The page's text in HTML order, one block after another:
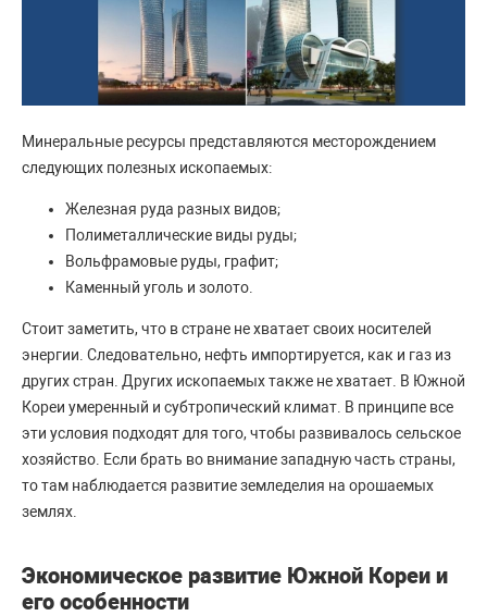
Минеральные ресурсы представляются месторождением
следующих полезных ископаемых:
Железная руда разных видов;
Полиметаллические виды руды;
Вольфрамовые руды, графит;
Каменный уголь и золото.
Стоит заметить, что в стране не хватает своих носителей
энергии. Следовательно, нефть импортируется, как и газ из
других стран. Других ископаемых также не хватает. В Южной
Кореи умеренный и субтропический климат. В принципе все
эти условия подходят для того, чтобы развивалось сельское
хозяйство. Если брать во внимание западную часть страны,
то там наблюдается развитие земледелия на орошаемых
землях.
Экономическое развитие Южной Кореи и
его особенности